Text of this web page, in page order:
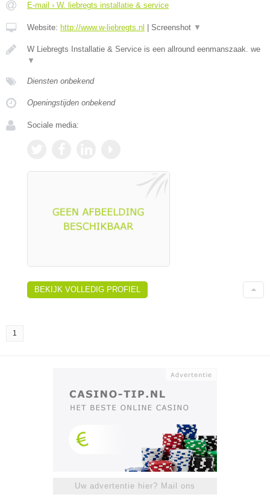
E-mail › W. liebregts installatie & service
Website: http://www.w-liebregts.nl Screenshot ▼
W Liebregts Installatie & Service is een allround eenmanszaak. we
▼
Diensten onbekend
Openingstijden onbekend
Sociale media:
BEKIJK VOLLEDIG PROFIEL
1
Uw advertentie hier? Mail ons